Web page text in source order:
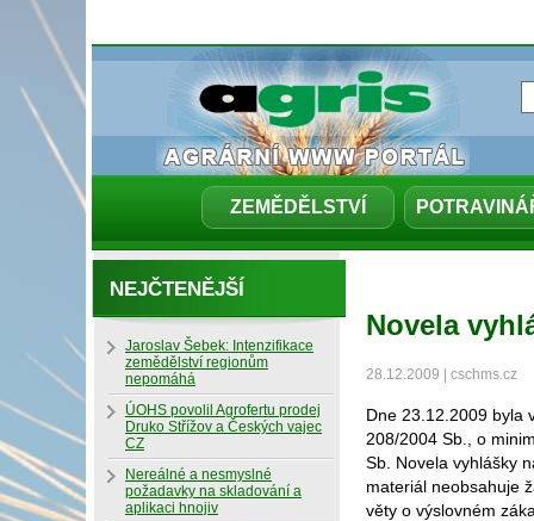
ZEMĚDĚLSTVÍ
Novela
28.12.2009 | cschms.cz
Dne 23.12.2009 byla
208/2004 Sb., o
Sb. Novela vyhlášky
materiál neobsahuje
věty o výslovném
NEJČTENĚJŠÍ
Jaroslav Šebek: Intenzifikace
zemědělství regionům
nepomáhá
ÚOHS povolil Agrofertu prodej
Druko Střížov a Českých vajec
CZ
Nereálné a nesmyslné
požadavky na skladování a
aplikaci hnojiv